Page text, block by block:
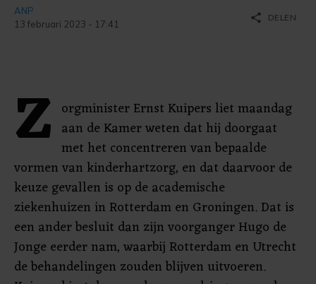
ANP
13 februari 2023 - 17:41
share DELEN
Z orgminister Ernst Kuipers liet maandag
aan de Kamer weten dat hij doorgaat
met het concentreren van bepaalde
vormen van kinderhartzorg, en dat daarvoor de
keuze gevallen is op de academische
ziekenhuizen in Rotterdam en Groningen. Dat is
een ander besluit dan zijn voorganger Hugo de
Jonge eerder nam, waarbij Rotterdam en Utrecht
de behandelingen zouden blijven uitvoeren.